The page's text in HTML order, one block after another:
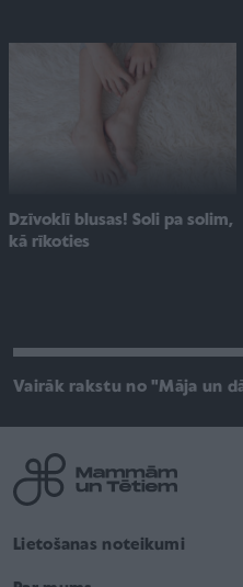
Dzīvoklī blusas! Soli pa solim,
kā rīkoties
Vairāk rakstu no "Māja un
Lietošanas noteikumi